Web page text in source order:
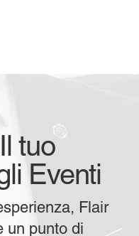
tuo
Eventi
Flair
un punto di